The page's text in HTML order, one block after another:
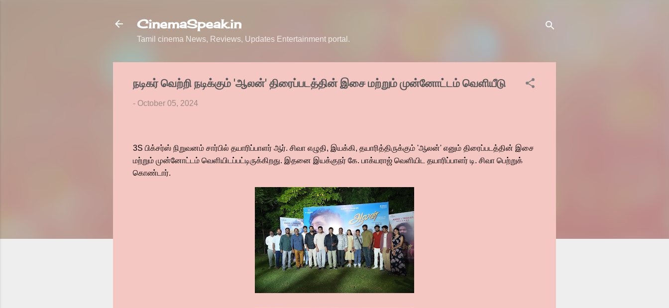
CinemaSpeak.in
Tamil cinema News, Reviews, Updates Entertainment portal.
நடிகர் வெற்றி நடிக்கும் 'ஆலன்' திரைப்படத்தின் இசை மற்றும் முன்னோட்டம் வெளியீடு
- October 05, 2024
3S பிக்சர்ஸ் நிறுவனம் சார்பில் தயாரிப்பாளர் ஆர். சிவா எழுதி, இயக்கி, தயாரித்திருக்கும் 'ஆலன்' எனும் திரைப்படத்தின் இசை
மற்றும் முன்னோட்டம் வெளியிடப்பட்டிருக்கிறது. இதனை இயக்குநர் கே. பாக்யராஜ் வெளியிட தயாரிப்பாளர் டி. சிவா பெற்றுக்
கொண்டார்.